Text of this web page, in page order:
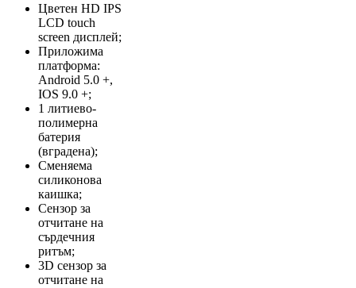
Цветен HD IPS
LCD touch
screen дисплей;
Приложима
платформа:
Android 5.0 +,
IOS 9.0 +;
1 литиево-
полимерна
батерия
(вградена);
Сменяема
силиконова
каишка;
Сензор за
отчитане на
сърдечния
ритъм;
3D сензор за
отчитане на